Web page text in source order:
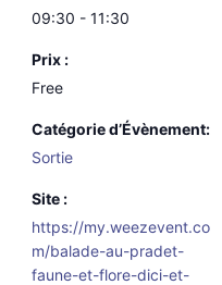
09:30 - 11:30
Prix :
Free
Catégorie d’Évènement:
Sortie
Site :
https://my.weezevent.co
m/balade-au-pradet-
faune-et-flore-dici-et-